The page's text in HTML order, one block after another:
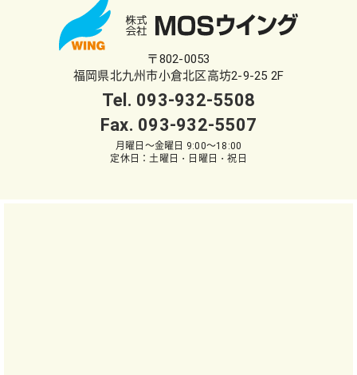
〒802-0053
福岡県北九州市小倉北区高坊2-9-25 2F
Tel. 093-932-5508
Fax. 093-932-5507
月曜日～金曜日 9:00～18:00
定休日：土曜日・日曜日・祝日